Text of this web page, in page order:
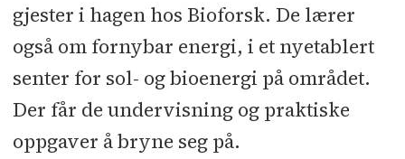
gjester i hagen hos Bioforsk. De lærer
også om fornybar energi, i et nyetablert
senter for sol- og bioenergi på området.
Der får de undervisning og praktiske
oppgaver å bryne seg på.